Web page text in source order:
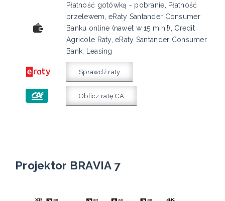
Płatność gotówką - pobranie, Płatność
przelewem, eRaty Santander Consumer
Banku online (nawet w 15 min.!), Credit
Agricole Raty, eRaty Santander Consumer
Bank, Leasing
Sprawdź raty
Oblicz ratę CA
Projektor BRAVIA 7